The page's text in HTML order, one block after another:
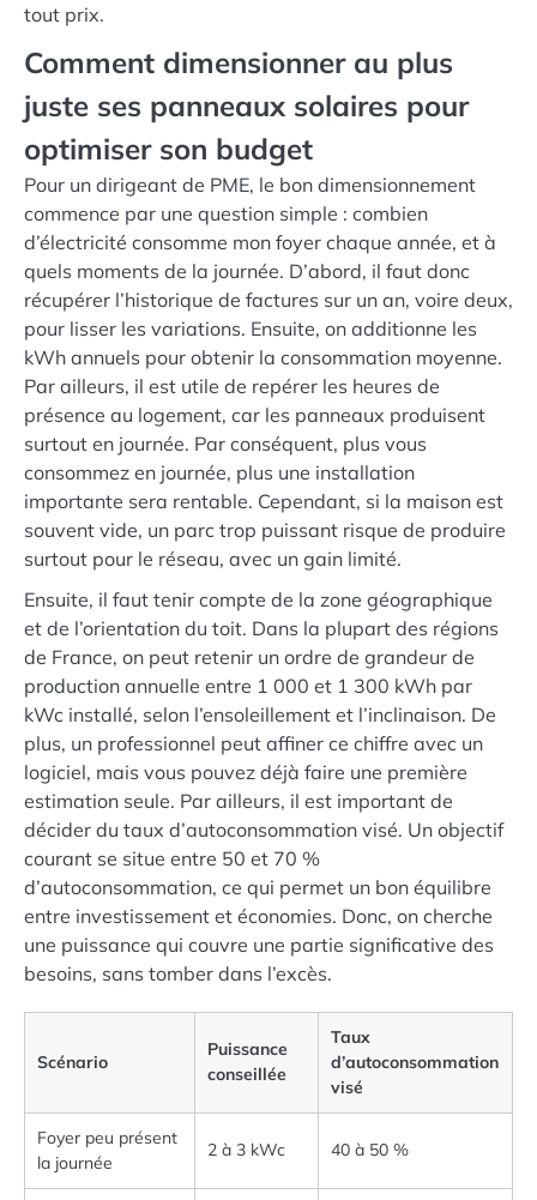
tout prix.
Comment dimensionner au plus
juste ses panneaux solaires pour
optimiser son budget
Pour un dirigeant de PME, le bon dimensionnement
commence par une question simple : combien
d’électricité consomme mon foyer chaque année, et à
quels moments de la journée. D’abord, il faut donc
récupérer l’historique de factures sur un an, voire deux,
pour lisser les variations. Ensuite, on additionne les
kWh annuels pour obtenir la consommation moyenne.
Par ailleurs, il est utile de repérer les heures de
présence au logement, car les panneaux produisent
surtout en journée. Par conséquent, plus vous
consommez en journée, plus une installation
importante sera rentable. Cependant, si la maison est
souvent vide, un parc trop puissant risque de produire
surtout pour le réseau, avec un gain limité.
Ensuite, il faut tenir compte de la zone géographique
et de l’orientation du toit. Dans la plupart des régions
de France, on peut retenir un ordre de grandeur de
production annuelle entre 1 000 et 1 300 kWh par
kWc installé, selon l’ensoleillement et l’inclinaison. De
plus, un professionnel peut affiner ce chiffre avec un
logiciel, mais vous pouvez déjà faire une première
estimation seule. Par ailleurs, il est important de
décider du taux d’autoconsommation visé. Un objectif
courant se situe entre 50 et 70 %
d’autoconsommation, ce qui permet un bon équilibre
entre investissement et économies. Donc, on cherche
une puissance qui couvre une partie significative des
besoins, sans tomber dans l’excès.
Scénario
Puissance
conseillée
Taux
d’autoconsommation
visé
Foyer peu présent
la journée
2 à 3 kWc 40 à 50 %